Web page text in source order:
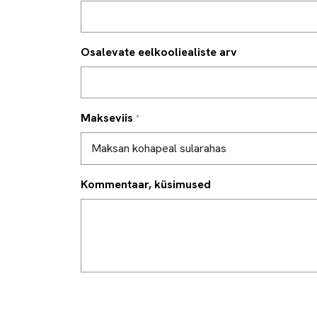
Osalevate eelkooliealiste arv
Makseviis *
Kommentaar, küsimused